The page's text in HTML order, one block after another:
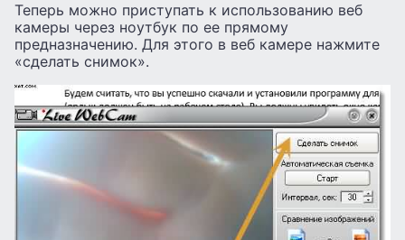
Теперь можно приступать к использованию веб
камеры через ноутбук по ее прямому
предназначению. Для этого в веб камере нажмите
«сделать снимок».